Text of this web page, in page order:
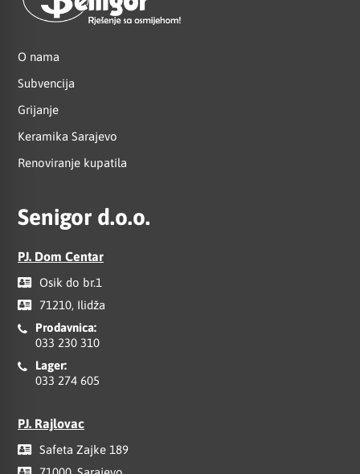
O nama
Subvencija
Grijanje
Keramika Sarajevo
Renoviranje kupatila
Senigor d.o.o.
PJ. Dom Centar
Osik do br.1
71210, Ilidža
Prodavnica:
033 230 310
Lager:
033 274 605
PJ. Rajlovac
Safeta Zajke 189